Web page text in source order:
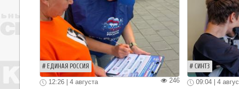
ЕДИНАЯ РОССИЯ
246
12:26 | 4 августа
СИНТЗ
09:04 | 4